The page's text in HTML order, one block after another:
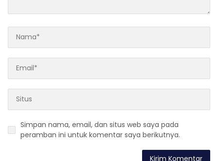
Simpan nama, email, dan situs web saya pada
peramban ini untuk komentar saya berikutnya.